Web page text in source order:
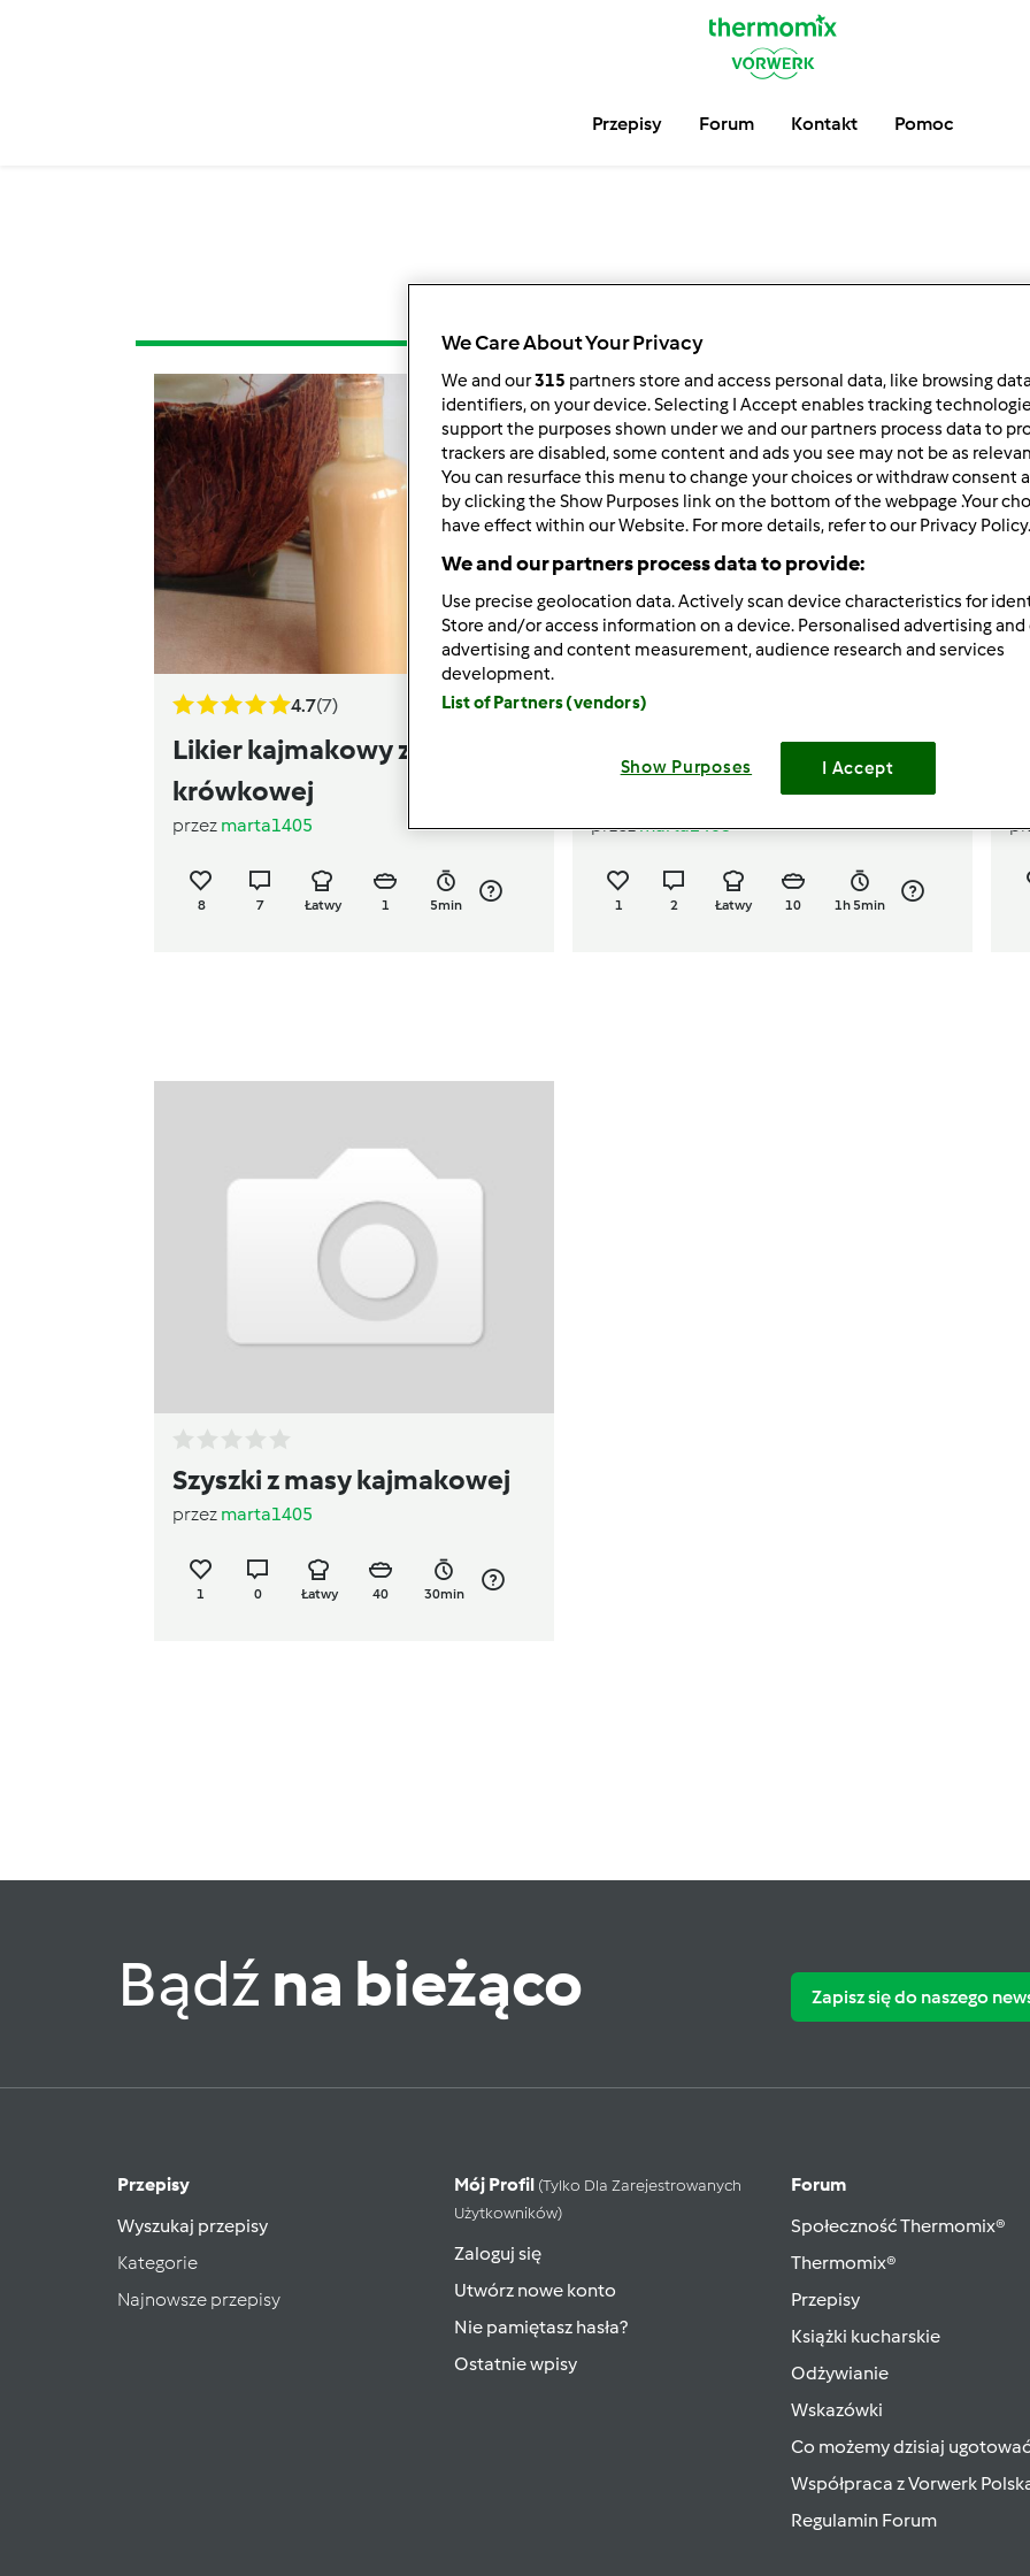
Przepisy Forum Kontakt Pomoc
4.7(7)
Likier kajmakowy z masy
krówkowej
przez marta1405
8 7 Łatwy 1 5min
Drożdżówki z serem i
przezmarta1405
1 2 Łatwy 10 1h 5min
Szyszki z masy kajmakowej
przez marta1405
1 0 Łatwy 40 30min
Bądź na bieżąco Zapisz się do naszego
Przepisy
Wyszukaj przepisy
Kategorie
Najnowsze przepisy
Mój Profil (tylko Dla Zarejestrowanych
Użytkowników)
Zaloguj się
Utwórz nowe konto
Nie pamiętasz hasła?
Ostatnie wpisy
Forum
Społeczność Thermomix®
Thermomix®
Przepisy
Książki kucharskie
Odżywianie
Wskazówki
Co możemy dzisiaj
Współpraca z Vorwerk
Regulamin Forum
We Care About Your Privacy
We and our315 partners store and access personal data, like browsing
identifiers, on your device. Selecting I Accept enables tracking
support the purposes shown under we and our partners process data to
trackers are disabled, some content and ads you see may not be as
You can resurface this menu to change your choices or withdraw consent
by clicking the Show Purposes link on the bottom of the webpage .Your
have effect within our Website. For more details, refer to our Privacy Policy.
We and our partners process data to provide:
Use precise geolocation data. Actively scan device characteristics for
Store and/or access information on a device. Personalised advertising
advertising and content measurement, audience research and services
development.
List of Partners (vendors)
Show Purposes I Accept